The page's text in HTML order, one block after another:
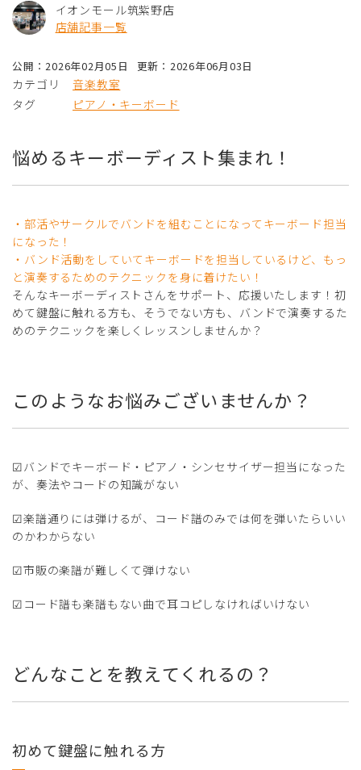
イオンモール筑紫野店
店舗記事一覧
公開：2026年02月05日 更新：2026年06月03日
カテゴリ
音楽教室
タグ
ピアノ・キーボード
悩めるキーボーディスト集まれ！
・部活やサークルでバンドを組むことになってキーボード担当
になった！
・バンド活動をしていてキーボードを担当しているけど、もっ
と演奏するためのテクニックを身に着けたい！
そんなキーボーディストさんをサポート、応援いたします！初
めて鍵盤に触れる方も、そうでない方も、バンドで演奏するた
めのテクニックを楽しくレッスンしませんか？
このようなお悩みございませんか？
☑バンドでキーボード・ピアノ・シンセサイザー担当になった
が、奏法やコードの知識がない
☑楽譜通りには弾けるが、コード譜のみでは何を弾いたらいい
のかわからない
☑市販の楽譜が難しくて弾けない
☑コード譜も楽譜もない曲で耳コピしなければいけない
どんなことを教えてくれるの？
初めて鍵盤に触れる方